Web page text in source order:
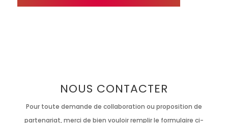
NOUS CONTACTER
Pour toute demande de collaboration ou proposition de
partenariat, merci de bien vouloir remplir le formulaire ci-